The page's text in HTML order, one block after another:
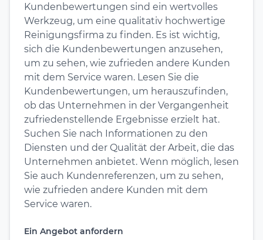
Kundenbewertungen sind ein wertvolles
Werkzeug, um eine qualitativ hochwertige
Reinigungsfirma zu finden. Es ist wichtig,
sich die Kundenbewertungen anzusehen,
um zu sehen, wie zufrieden andere Kunden
mit dem Service waren. Lesen Sie die
Kundenbewertungen, um herauszufinden,
ob das Unternehmen in der Vergangenheit
zufriedenstellende Ergebnisse erzielt hat.
Suchen Sie nach Informationen zu den
Diensten und der Qualität der Arbeit, die das
Unternehmen anbietet. Wenn möglich, lesen
Sie auch Kundenreferenzen, um zu sehen,
wie zufrieden andere Kunden mit dem
Service waren.
Ein Angebot anfordern